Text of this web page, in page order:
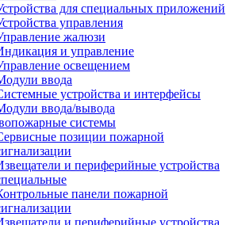
для специальных приложений
управления
жалюзи
и управление
освещением
ввода
устройства и интерфейсы
ввода/вывода
системы
позиции пожарной
и периферийные устройства
панели пожарной
и периферийные устройства